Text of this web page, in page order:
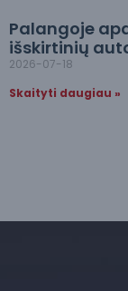
Palangoje
išskirtinių
2026-07-18
Skaityti daugiau »